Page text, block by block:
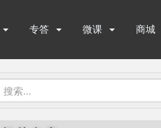
专答 微课 商城
搜
：